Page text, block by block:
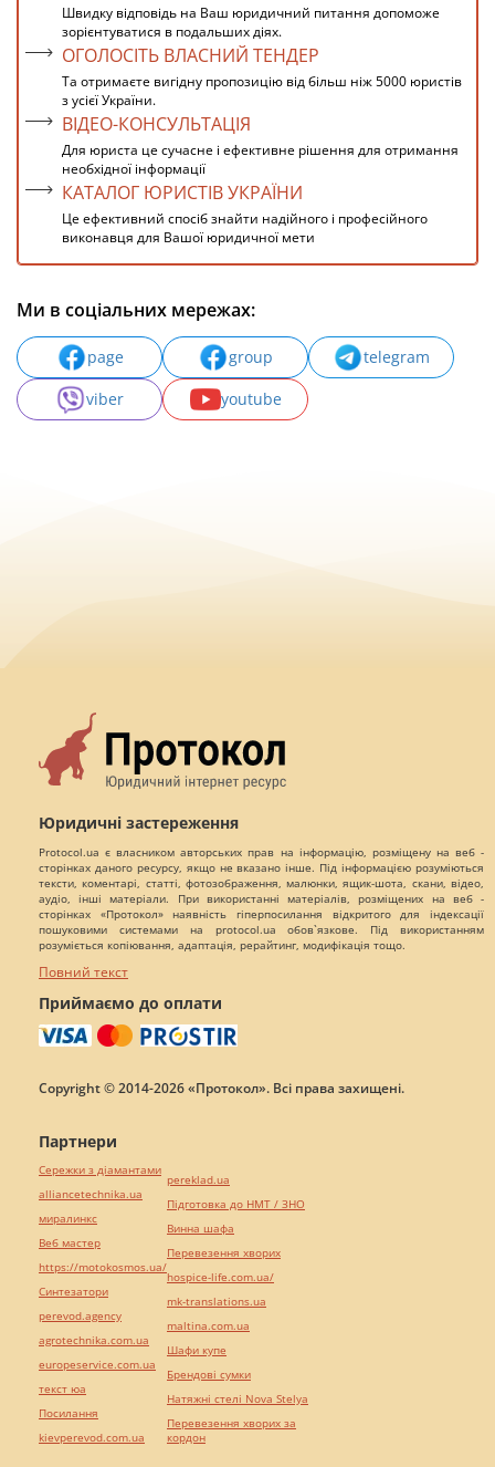
Швидку відповідь на Ваш юридичний питання допоможе
зорієнтуватися в подальших діях.
ОГОЛОСІТЬ ВЛАСНИЙ ТЕНДЕР
Та отримаєте вигідну пропозицію від більш ніж 5000 юристів
з усієї України.
ВІДЕО-КОНСУЛЬТАЦІЯ
Для юриста це сучасне і ефективне рішення для отримання
необхідної інформації
КАТАЛОГ ЮРИСТІВ УКРАЇНИ
Це ефективний спосіб знайти надійного і професійного
виконавця для Вашої юридичної мети
Ми в соціальних мережах:
page group
telegram
viber
youtube
Юридичні застереження
Protocol.ua є власником авторських прав на інформацію, розміщену на веб -
сторінках даного ресурсу, якщо не вказано інше. Під інформацією розуміються
тексти, коментарі, статті, фотозображення, малюнки, ящик-шота, скани, відео,
аудіо, інші матеріали. При використанні матеріалів, розміщених на веб -
сторінках «Протокол» наявність гіперпосилання відкритого для індексації
пошуковими системами на protocol.ua обов`язкове. Під використанням
розуміється копіювання, адаптація, рерайтинг, модифікація тощо.
Повний текст
Приймаємо до оплати
Copyright © 2014-2026 «Протокол». Всі права захищені.
Партнери
Сережки з діамантами
alliancetechnika.ua
миралинкс
Веб мастер
https://motokosmos.ua/
Синтезатори
perevod.agency
agrotechnika.com.ua
europeservice.com.ua
текст юа
Посилання
kievperevod.com.ua
pereklad.ua
Підготовка до НМТ / ЗНО
Винна шафа
Перевезення хворих
hospice-life.com.ua/
mk-translations.ua
maltina.com.ua
Шафи купе
Брендові сумки
Натяжні стелі Nova Stelya
Перевезення хворих за
кордон